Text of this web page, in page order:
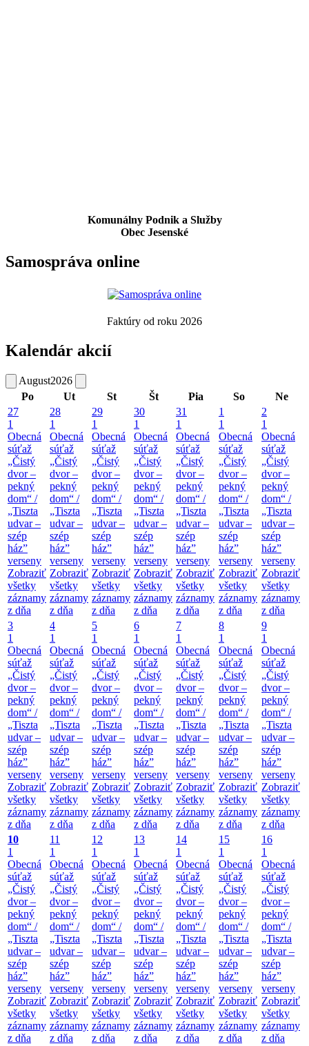
Komunálny Podnik a Služby
Obec Jesenské
Samospráva online
Faktúry od roku 2026
Kalendár akcií
August2026
Po
Ut St Št Pia So
Ne
27
1
Obecná
súťaž
„Čistý
dvor –
pekný
dom“ /
„Tiszta
udvar –
szép
ház”
verseny
Zobraziť
všetky
záznamy
z dňa
28
1
Obecná
súťaž
„Čistý
dvor –
pekný
dom“ /
„Tiszta
udvar –
szép
ház”
verseny
Zobraziť
všetky
záznamy
z dňa
29
1
Obecná
súťaž
„Čistý
dvor –
pekný
dom“ /
„Tiszta
udvar –
szép
ház”
verseny
Zobraziť
všetky
záznamy
z dňa
30
1
Obecná
súťaž
„Čistý
dvor –
pekný
dom“ /
„Tiszta
udvar –
szép
ház”
verseny
Zobraziť
všetky
záznamy
z dňa
31
1
Obecná
súťaž
„Čistý
dvor –
pekný
dom“ /
„Tiszta
udvar –
szép
ház”
verseny
Zobraziť
všetky
záznamy
z dňa
1
1
Obecná
súťaž
„Čistý
dvor –
pekný
dom“ /
„Tiszta
udvar –
szép
ház”
verseny
Zobraziť
všetky
záznamy
z dňa
2
1
Obecná
súťaž
„Čistý
dvor –
pekný
dom“ /
„Tiszta
udvar –
szép
ház”
verseny
Zobraziť
všetky
záznamy
z dňa
3
1
Obecná
súťaž
„Čistý
dvor –
pekný
dom“ /
„Tiszta
udvar –
szép
ház”
verseny
Zobraziť
všetky
záznamy
z dňa
4
1
Obecná
súťaž
„Čistý
dvor –
pekný
dom“ /
„Tiszta
udvar –
szép
ház”
verseny
Zobraziť
všetky
záznamy
z dňa
5
1
Obecná
súťaž
„Čistý
dvor –
pekný
dom“ /
„Tiszta
udvar –
szép
ház”
verseny
Zobraziť
všetky
záznamy
z dňa
6
1
Obecná
súťaž
„Čistý
dvor –
pekný
dom“ /
„Tiszta
udvar –
szép
ház”
verseny
Zobraziť
všetky
záznamy
z dňa
7
1
Obecná
súťaž
„Čistý
dvor –
pekný
dom“ /
„Tiszta
udvar –
szép
ház”
verseny
Zobraziť
všetky
záznamy
z dňa
8
1
Obecná
súťaž
„Čistý
dvor –
pekný
dom“ /
„Tiszta
udvar –
szép
ház”
verseny
Zobraziť
všetky
záznamy
z dňa
9
1
Obecná
súťaž
„Čistý
dvor –
pekný
dom“ /
„Tiszta
udvar –
szép
ház”
verseny
Zobraziť
všetky
záznamy
z dňa
10
1
Obecná
súťaž
„Čistý
dvor –
pekný
dom“ /
„Tiszta
udvar –
szép
ház”
verseny
Zobraziť
všetky
záznamy
z dňa
11
1
Obecná
súťaž
„Čistý
dvor –
pekný
dom“ /
„Tiszta
udvar –
szép
ház”
verseny
Zobraziť
všetky
záznamy
z dňa
12
1
Obecná
súťaž
„Čistý
dvor –
pekný
dom“ /
„Tiszta
udvar –
szép
ház”
verseny
Zobraziť
všetky
záznamy
z dňa
13
1
Obecná
súťaž
„Čistý
dvor –
pekný
dom“ /
„Tiszta
udvar –
szép
ház”
verseny
Zobraziť
všetky
záznamy
z dňa
14
1
Obecná
súťaž
„Čistý
dvor –
pekný
dom“ /
„Tiszta
udvar –
szép
ház”
verseny
Zobraziť
všetky
záznamy
z dňa
15
1
Obecná
súťaž
„Čistý
dvor –
pekný
dom“ /
„Tiszta
udvar –
szép
ház”
verseny
Zobraziť
všetky
záznamy
z dňa
16
1
Obecná
súťaž
„Čistý
dvor –
pekný
dom“ /
„Tiszta
udvar –
szép
ház”
verseny
Zobraziť
všetky
záznamy
z dňa